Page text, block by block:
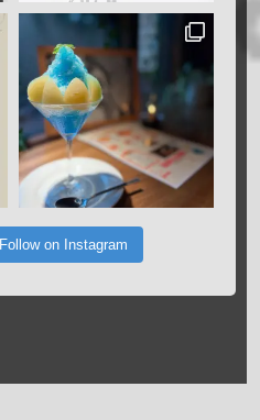
Follow on Instagram